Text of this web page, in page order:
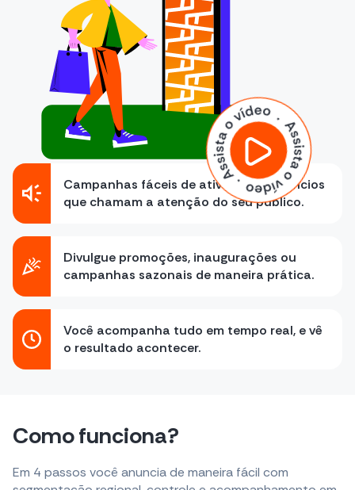
Campanhas fáceis de ativar, com anúncios
que chamam a atenção do seu público.
Divulgue promoções, inaugurações ou
campanhas sazonais de maneira prática.
Você acompanha tudo em tempo real, e vê
o resultado acontecer.
Como funciona?
Em 4 passos você anuncia de maneira fácil com